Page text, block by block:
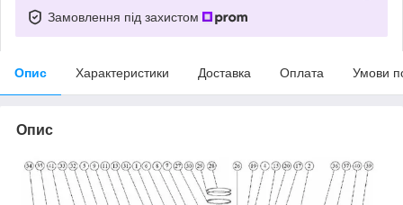
Замовлення під захистом
Опис Характеристики Доставка Оплата Умови
Опис